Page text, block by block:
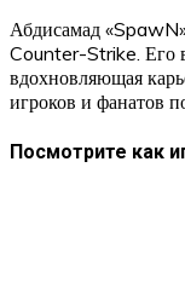
Абдисамад
Counter-Strike. Его
вдохновляющая
игроков и фанатов
Посмотрите как